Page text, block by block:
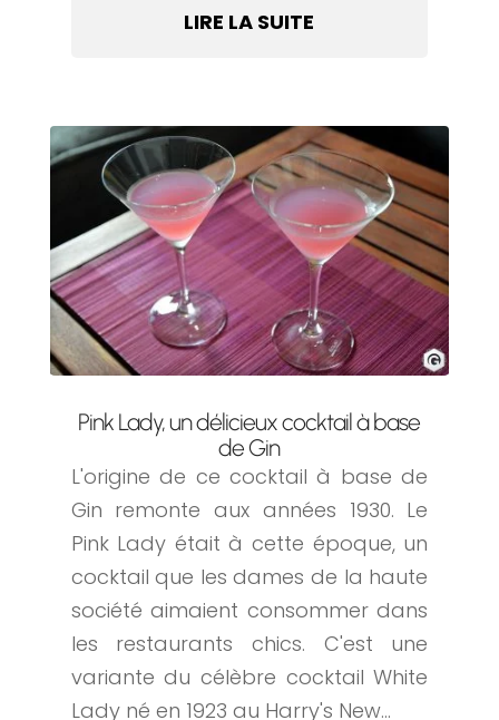
LIRE LA SUITE
Pink Lady, un délicieux cocktail à base
de Gin
L'origine de ce cocktail à base de
Gin remonte aux années 1930. Le
Pink Lady était à cette époque, un
cocktail que les dames de la haute
société aimaient consommer dans
les restaurants chics. C'est une
variante du célèbre cocktail White
Lady né en 1923 au Harry's New...